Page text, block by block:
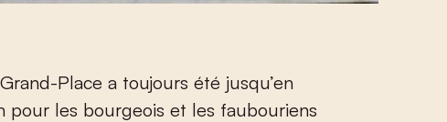
Place a toujours été jusqu’en
pour les bourgeois et les faubouriens